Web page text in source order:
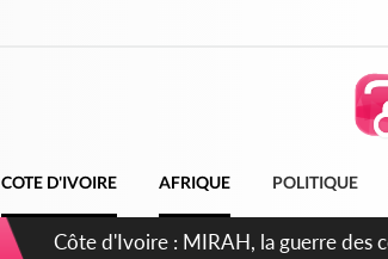
COTE D'IVOIRE AFRIQUE POLITIQUE
Côte d'Ivoire : Indépendance 2026,